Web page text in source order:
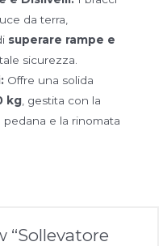
da terra,
superare rampe e
sicurezza.
Offre una solida
kg, gestita con la
e la rinomata
“Sollevatore